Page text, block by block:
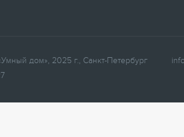
дом», 2025 г., Санкт-Петербург